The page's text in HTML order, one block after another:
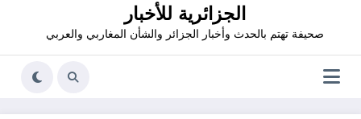
الجزائرية للأخبار
صحيفة تهتم بالحدث وأخبار الجزائر والشأن المغاربي والعربي